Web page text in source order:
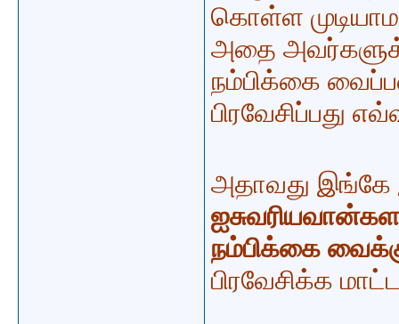
கொள்ள
அதை
நம்பிக்கை
பிரவேசிப்பது
அதாவது இங்கே
நம்பிக்கை
பிரவேசிக்க